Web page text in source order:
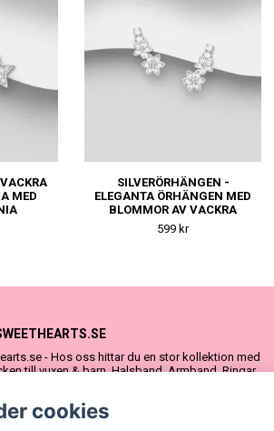
MED
SILVERÖRHÄNGEN -
ELEGANTA ÖRHÄNGEN MED
BLOMMOR AV VACKRA
STENAR
599 kr
- Hos oss hittar du en stor kollektion med
till vuxen & barn. Halsband, Armband, Ringar
med barnsmycken, tyllkjolar &
cookies